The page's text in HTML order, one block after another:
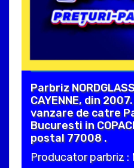
Parbriz
CAYENNE, din
vanzare de catre
Bucuresti in
postal 77008 .
Producator parbriz :